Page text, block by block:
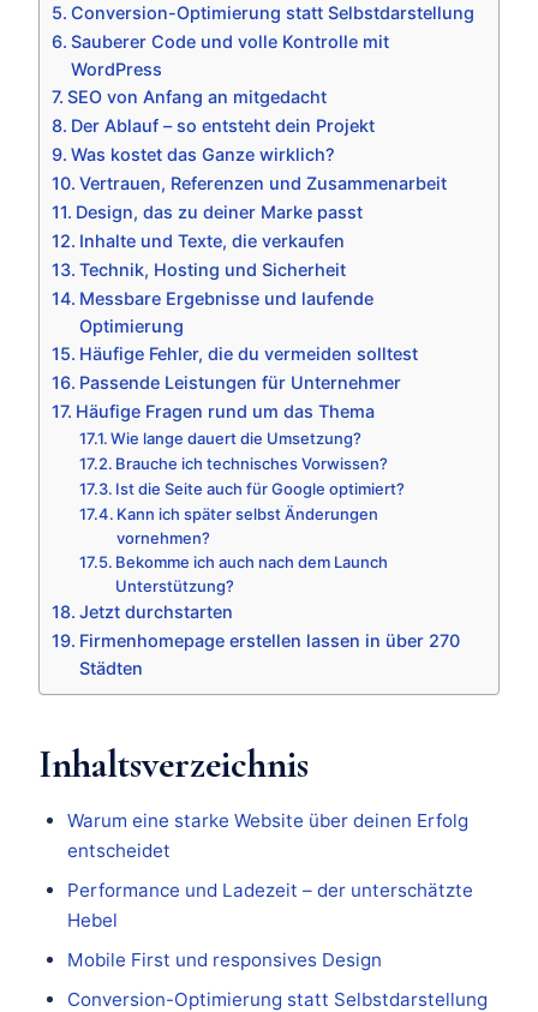
Conversion-Optimierung statt Selbstdarstellung
Sauberer Code und volle Kontrolle mit
WordPress
SEO von Anfang an mitgedacht
Der Ablauf – so entsteht dein Projekt
Was kostet das Ganze wirklich?
Vertrauen, Referenzen und Zusammenarbeit
Design, das zu deiner Marke passt
Inhalte und Texte, die verkaufen
Technik, Hosting und Sicherheit
Messbare Ergebnisse und laufende
Optimierung
Häufige Fehler, die du vermeiden solltest
Passende Leistungen für Unternehmer
Häufige Fragen rund um das Thema
Wie lange dauert die Umsetzung?
Brauche ich technisches Vorwissen?
Ist die Seite auch für Google optimiert?
Kann ich später selbst Änderungen
vornehmen?
Bekomme ich auch nach dem Launch
Unterstützung?
Jetzt durchstarten
Firmenhomepage erstellen lassen in über 270
Städten
Inhaltsverzeichnis
Warum eine starke Website über deinen Erfolg
entscheidet
Performance und Ladezeit – der unterschätzte
Hebel
Mobile First und responsives Design
Conversion-Optimierung statt Selbstdarstellung